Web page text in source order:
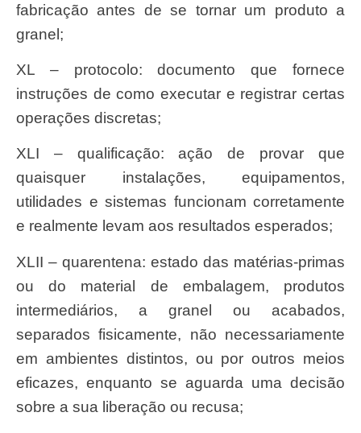
fabricação antes de se tornar um produto a
granel;
XL – protocolo: documento que fornece
instruções de como executar e registrar certas
operações discretas;
XLI – qualificação: ação de provar que
quaisquer instalações, equipamentos,
utilidades e sistemas funcionam corretamente
e realmente levam aos resultados esperados;
XLII – quarentena: estado das matérias-primas
ou do material de embalagem, produtos
intermediários, a granel ou acabados,
separados fisicamente, não necessariamente
em ambientes distintos, ou por outros meios
eficazes, enquanto se aguarda uma decisão
sobre a sua liberação ou recusa;